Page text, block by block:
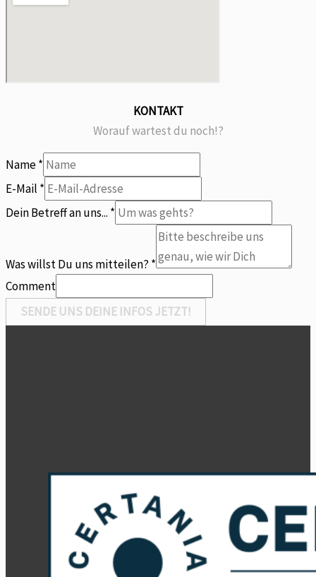
KONTAKT
Worauf wartest du noch!?
Name*
E-Mail *
E-
uns...
Dein Betreff an uns... *
Was willst Du uns mitteilen? *
Comment
SENDE UNS DEINE INFOS JETZT!